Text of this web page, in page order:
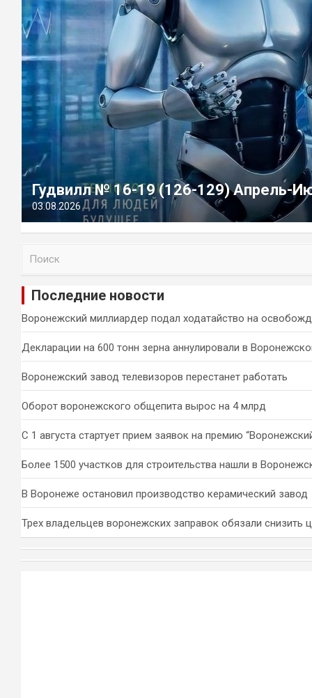
Гудвилл № 16-19 (126-129) Апрель-
03.08.2026
и
Последние новости
Воронежский миллиардер подал ходатайство на
Декларации на 600 тонн зерна аннулировали в
Воронежский завод телевизоров перестанет работать
Оборот воронежского общепита вырос на 4 млрд
С 1 августа стартует прием заявок на премию
Более 1500 участков для строительства нашли в
В Воронеже остановил производство керамический завод
Трех владельцев воронежских заправок обязали снизить